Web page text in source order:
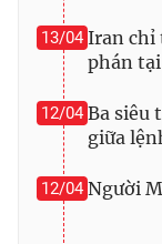
13/04 Iran chỉ
phán
12/04 Ba siêu
giữa
12/04 Người